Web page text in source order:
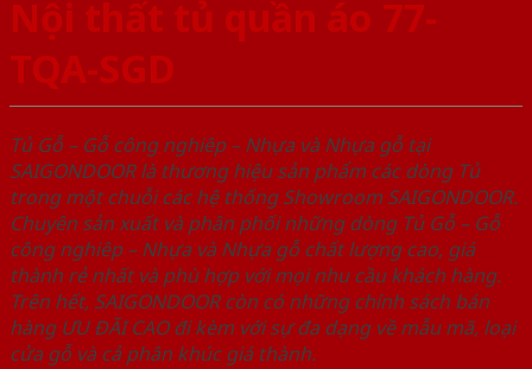
Nội thất tủ quần áo 77-
TQA-SGD
Tủ Gỗ – Gỗ công nghiêp – Nhựa và Nhựa gỗ tại
SAIGONDOOR là thương hiệu sản phẩm các dòng Tủ
trong một chuỗi các hệ thống Showroom SAIGONDOOR.
Chuyên sản xuất và phân phối những dòng Tủ Gỗ – Gỗ
công nghiêp – Nhựa và Nhựa gỗ chất lượng cao, giá
thành rẻ nhất và phù hợp với mọi nhu cầu khách hàng.
Trên hết, SAIGONDOOR còn có những chính sách bán
hàng ƯU ĐÃI CAO đi kèm với sự đa dạng về mẫu mã, loại
cửa gỗ và cả phân khúc giá thành.